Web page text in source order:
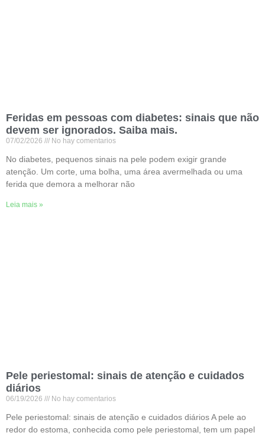
Feridas em pessoas com diabetes: sinais que não
devem ser ignorados. Saiba mais.
07/02/2026 No hay comentarios
No diabetes, pequenos sinais na pele podem exigir grande
atenção. Um corte, uma bolha, uma área avermelhada ou uma
ferida que demora a melhorar não
Leia mais »
Pele periestomal: sinais de atenção e cuidados
diários
06/19/2026 No hay comentarios
Pele periestomal: sinais de atenção e cuidados diários A pele ao
redor do estoma, conhecida como pele periestomal, tem um papel